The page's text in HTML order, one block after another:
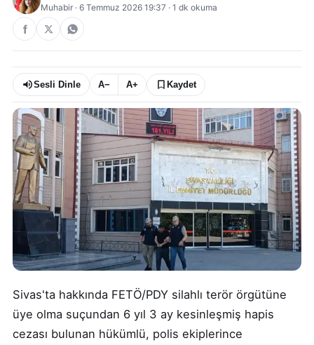
Muhabir · 6 Temmuz 2026 19:37 · 1 dk okuma
Sesli Dinle A− A+ Kaydet
Sivas'ta hakkında FETÖ/PDY silahlı terör örgütüne
üye olma suçundan 6 yıl 3 ay kesinleşmiş hapis
cezası bulunan hükümlü, polis ekiplerince